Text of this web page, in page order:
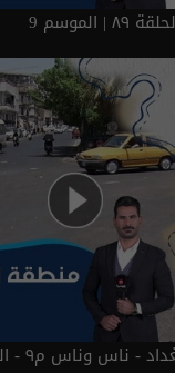
9
م٩ - الحلقة ٨٨ | الموسم 9